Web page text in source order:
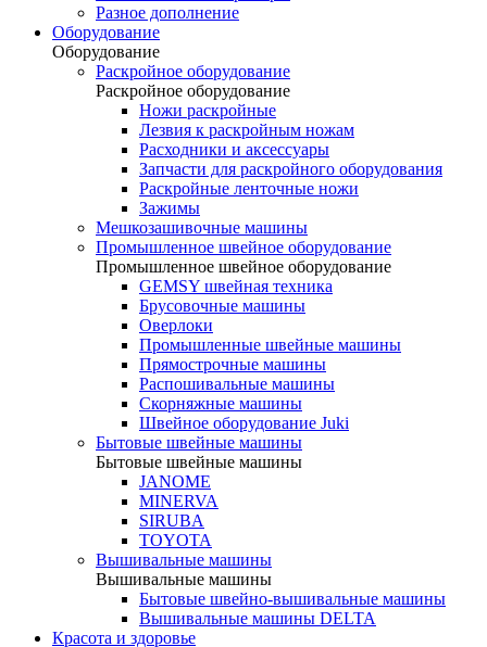
Разное дополнение
Оборудование
Оборудование
Раскройное оборудование
Раскройное оборудование
Ножи раскройные
Лезвия к раскройным ножам
Расходники и аксессуары
Запчасти для раскройного оборудования
Раскройные ленточные ножи
Зажимы
Мешкозашивочные машины
Промышленное швейное оборудование
Промышленное швейное оборудование
GEMSY швейная техника
Брусовочные машины
Оверлоки
Промышленные швейные машины
Прямострочные машины
Распошивальные машины
Скорняжные машины
Швейное оборудование Juki
Бытовые швейные машины
Бытовые швейные машины
JANOME
MINERVA
SIRUBA
TOYOTA
Вышивальные машины
Вышивальные машины
Бытовые швейно-вышивальные машины
Вышивальные машины DELTA
Красота и здоровье